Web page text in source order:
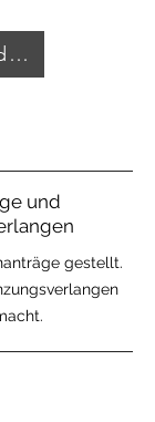
Bericht des Vorstandes
und
gestellt.